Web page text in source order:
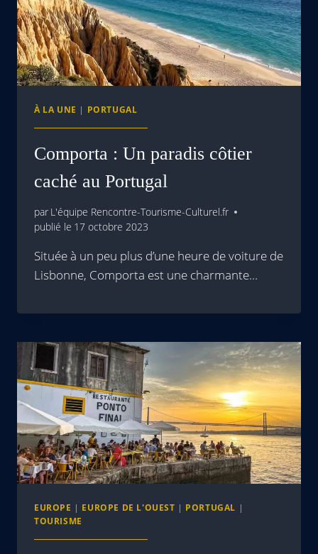
À LA UNE | PORTUGAL
Comporta : Un paradis côtier
caché au Portugal
par L'équipe Rencontre-Tourisme-Culturel.fr
publié le 17 octobre 2023
Située à un peu plus d’une heure de voiture de
Lisbonne, Comporta est une charmante…
EUROPE | EUROPE DE L'OUEST | PORTUGAL |
TOURISME